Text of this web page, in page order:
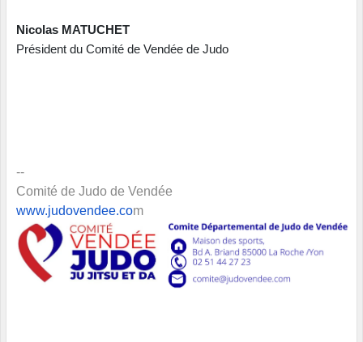
Nicolas MATUCHET
Président du Comité de Vendée de Judo
--
Comité de Judo de Vendée
www.judovendee.com